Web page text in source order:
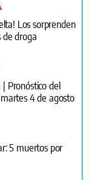
Los sorprenden
de droga
Pronóstico del
4 de agosto
5 muertos por